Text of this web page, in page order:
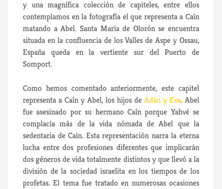
y una magnífica colección de capiteles, entre ellos
contemplamos en la fotografía el que representa a Caín
matando a Abel. Santa María de Olorón se encuentra
situada en la confluencia de los Valles de Aspe y Ossau,
España queda en la vertiente sur del Puerto de
Somport.
Como hemos comentado anteriormente, este capitel
representa a Caín y Abel, los hijos de Adán y Eva. Abel
fue asesinado por su hermano Caín porque Yahvé se
complacía más de la vida nómada de Abel que la
sedentaria de Caín. Esta representación narra la eterna
lucha entre dos profesiones diferentes que implicarán
dos géneros de vida totalmente distintos y que llevó a la
división de la sociedad israelita en los tiempos de los
profetas. El tema fue tratado en numerosas ocasiones